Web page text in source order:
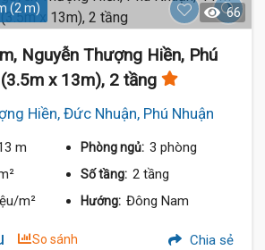
(2 m) 66
Nguyễn Thượng Hiền, Phú
x 13m), 2 tầng
Hiền, Đức Nhuận, Phú Nhuận
m Phòng ngủ: 3 phòng
Số tầng: 2 tầng
m² Hướng: Đông Nam
So sánh Chia sẻ